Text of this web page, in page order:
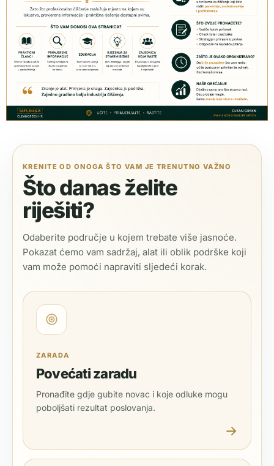
KRENITE OD ONOGA ŠTO VAM JE TRENUTNO VAŽNO
Što danas želite
riješiti?
Odaberite područje u kojem trebate više jasnoće.
Pokazat ćemo vam sadržaj, alat ili oblik podrške koji
vam može pomoći napraviti sljedeći korak.
ZARADA
Povećati zaradu
Pronađite gdje gubite novac i koje odluke mogu
poboljšati rezultat poslovanja.